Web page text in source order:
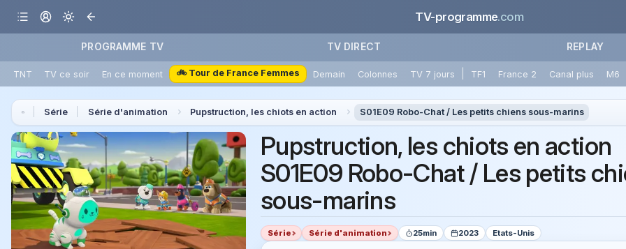
TV-programme.com
PROGRAMME TV TV DIRECT REPLAY
TNT TV ce soir En ce moment 🚲 Tour de France Femmes Demain Colonnes TV 7 jours TF1 France 2 Canal plus M6
Série Série d'animation Pupstruction, les chiots en action S01E09 Robo-Chat / Les petits chiens sous-marins
Pupstruction, les chiots en action
S01E09 Robo-Chat / Les petits
sous-marins
Série Série d'animation 25min 2023 Etats-Unis